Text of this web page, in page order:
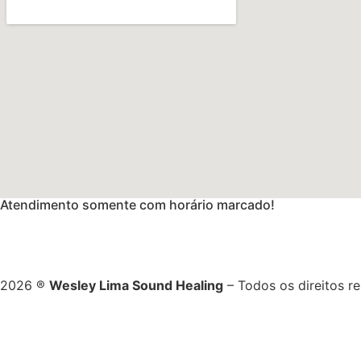
Atendimento somente com horário marcado!
2026 ® Wesley Lima Sound Healing – Todos os direitos